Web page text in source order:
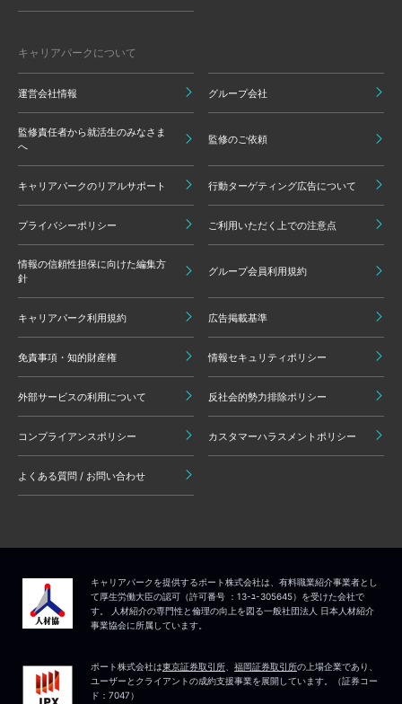
キャリアパークについて
運営会社情報 グループ会社
監修責任者から就活生のみなさま
へ
監修のご依頼
キャリアパークのリアルサポート 行動ターゲティング広告について
プライバシーポリシー ご利用いただく上での注意点
情報の信頼性担保に向けた編集方
針
グループ会員利用規約
キャリアパーク利用規約 広告掲載基準
免責事項・知的財産権 情報セキュリティポリシー
外部サービスの利用について 反社会的勢力排除ポリシー
コンプライアンスポリシー カスタマーハラスメントポリシー
よくある質問 / お問い合わせ